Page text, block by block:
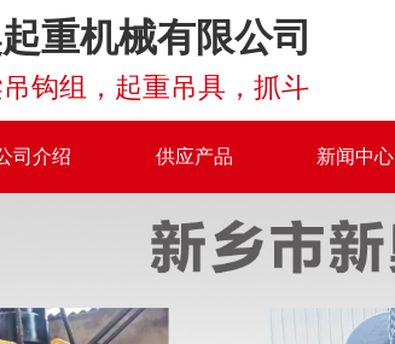
重机械有限公司
钩组，起重吊具，抓斗
司介绍 供应产品 新闻中心